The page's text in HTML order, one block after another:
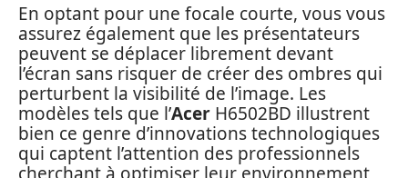
En optant pour une focale courte, vous vous
assurez également que les présentateurs
peuvent se déplacer librement devant
l’écran sans risquer de créer des ombres qui
perturbent la visibilité de l’image. Les
modèles tels que l’Acer H6502BD illustrent
bien ce genre d’innovations technologiques
qui captent l’attention des professionnels
cherchant à optimiser leur environnement